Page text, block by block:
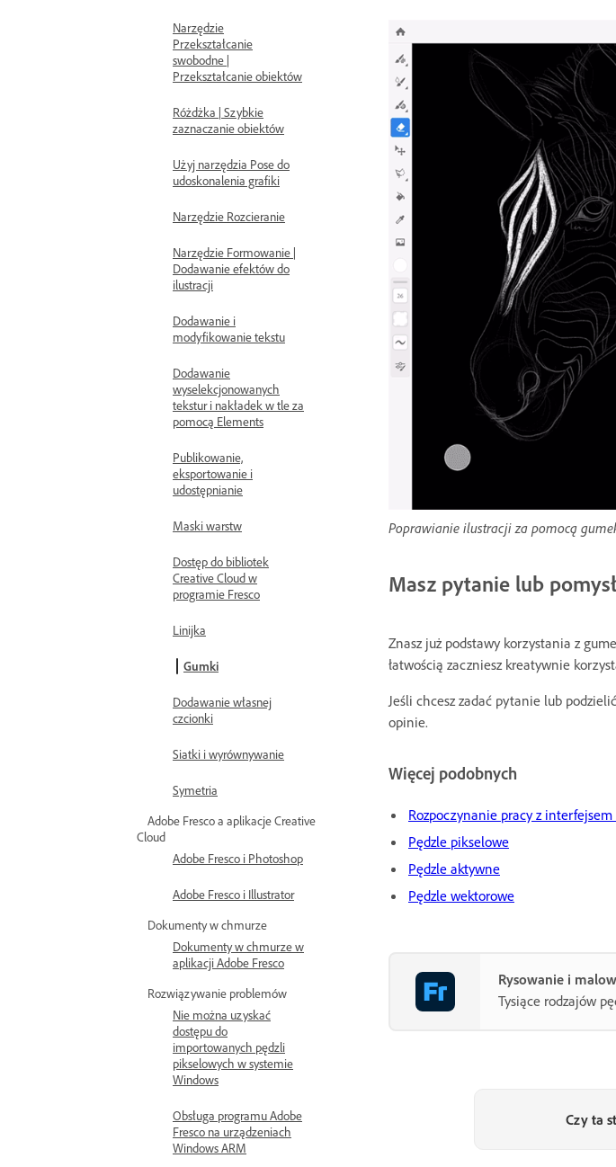
Narzędzie
Przekształcanie
swobodne |
Przekształcanie obiektów
Różdżka | Szybkie
zaznaczanie obiektów
Użyj narzędzia Pose do
udoskonalenia grafiki
Narzędzie Rozcieranie
Narzędzie Formowanie |
Dodawanie efektów do
ilustracji
Dodawanie i
modyfikowanie tekstu
Dodawanie
wyselekcjonowanych
tekstur i nakładek w tle za
pomocą Elements
Publikowanie,
eksportowanie i
udostępnianie
Maski warstw
Dostęp do bibliotek
Creative Cloud w
programie Fresco
Linijka
Gumki
Dodawanie własnej
czcionki
Siatki i wyrównywanie
Symetria
Adobe Fresco a aplikacje Creative
Cloud
Adobe Fresco i Photoshop
Adobe Fresco i Illustrator
Dokumenty w chmurze
Dokumenty w chmurze w
aplikacji Adobe Fresco
Rozwiązywanie problemów
Nie można uzyskać
dostępu do
importowanych pędzli
pikselowych w systemie
Windows
Obsługa programu Adobe
Fresco na urządzeniach
Windows ARM
Poprawianie ilustracji za pomocą
Masz pytanie lub
Znasz już podstawy korzystania z
łatwością zaczniesz kreatywnie
Jeśli chcesz zadać pytanie lub
opinie.
Więcej podobnych
Rozpoczynanie pracy z
Pędzle pikselowe
Pędzle aktywne
Pędzle wektorowe
Rysowanie i
Tysiące rodzajów
Czy ta